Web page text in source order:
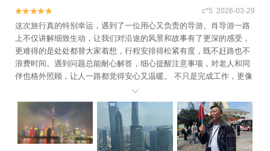

 c*5 2026-03-29
这次旅行真的特别幸运，遇到了一位用心又负责的导游。肖导游一路
上不仅讲解细致生动，让我们对沿途的风景和故事有了更深的感受，
更难得的是处处都替大家着想，行程安排得松紧有度，既不赶路也不
浪费时间。遇到问题总能耐心解答，细心提醒注意事项，对老人和同
伴也格外照顾，让人一路都觉得安心又温暖。 不只是完成工作，更像
是带着朋友出游一样真诚。有这样的导游同行，旅途才变得格外顺
利、舒心又难忘。真心感谢一路的陪伴与付出，辛苦啦，也由衷推荐
给每一位想要安心出行的朋友。
